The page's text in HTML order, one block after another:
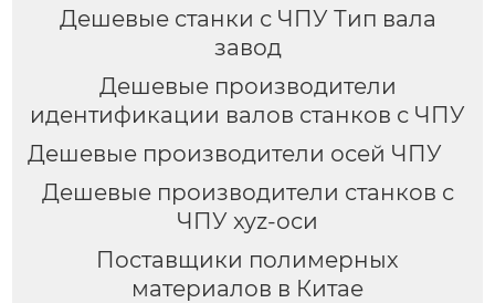
Дешевые станки с ЧПУ Тип вала
завод
Дешевые производители
идентификации валов станков с ЧПУ
Дешевые производители осей ЧПУ
Дешевые производители станков с
ЧПУ xyz-оси
Поставщики полимерных
материалов в Китае